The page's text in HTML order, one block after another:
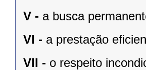
V - a busca
VI - a prestação
VII - o respeito